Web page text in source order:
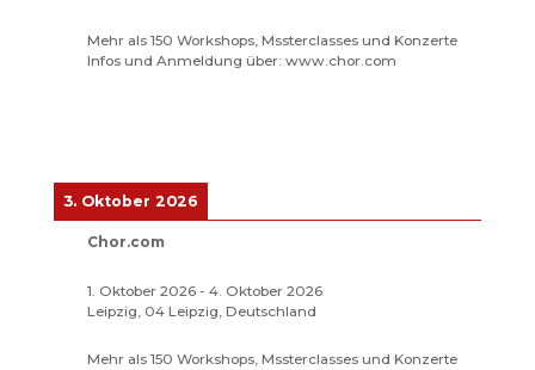
Mehr als 150 Workshops, Mssterclasses und Konzerte
Infos und Anmeldung über: www.chor.com
3. Oktober 2026
Chor.com
1. Oktober 2026- 4. Oktober 2026
Leipzig, 04 Leipzig, Deutschland
Mehr als 150 Workshops, Mssterclasses und Konzerte